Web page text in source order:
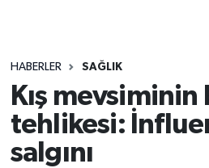
HABERLER SAĞLIK
Kış
tehlikesi:
salgını
Siyaset
Spor
Turizm
Süper Lig Puan Durumu
Tüm Manşetler
Son Dakika Haberleri